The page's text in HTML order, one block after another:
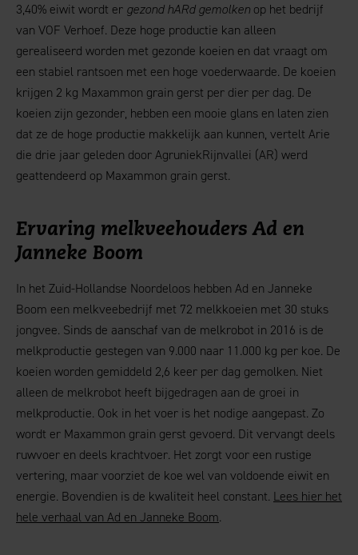
3,40% eiwit wordt er gezond hARd gemolken op het bedrijf
van VOF Verhoef. Deze hoge productie kan alleen
gerealiseerd worden met gezonde koeien en dat vraagt om
een stabiel rantsoen met een hoge voederwaarde. De koeien
krijgen 2 kg Maxammon grain gerst per dier per dag. De
koeien zijn gezonder, hebben een mooie glans en laten zien
dat ze de hoge productie makkelijk aan kunnen, vertelt Arie
die drie jaar geleden door AgruniekRijnvallei (AR) werd
geattendeerd op Maxammon grain gerst.
Ervaring melkveehouders Ad en
Janneke Boom
In het Zuid-Hollandse Noordeloos hebben Ad en Janneke
Boom een melkveebedrijf met 72 melkkoeien met 30 stuks
jongvee. Sinds de aanschaf van de melkrobot in 2016 is de
melkproductie gestegen van 9.000 naar 11.000 kg per koe. De
koeien worden gemiddeld 2,6 keer per dag gemolken. Niet
alleen de melkrobot heeft bijgedragen aan de groei in
melkproductie. Ook in het voer is het nodige aangepast. Zo
wordt er Maxammon grain gerst gevoerd. Dit vervangt deels
ruwvoer en deels krachtvoer. Het zorgt voor een rustige
vertering, maar voorziet de koe wel van voldoende eiwit en
energie. Bovendien is de kwaliteit heel constant. Lees hier het
hele verhaal van Ad en Janneke Boom.